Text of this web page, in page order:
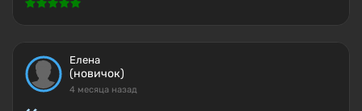
Елена
(новичок)
4 месяца назад